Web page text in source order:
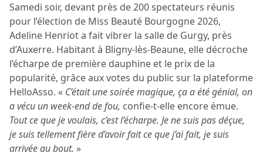
Samedi soir, devant près de 200 spectateurs réunis
pour l’élection de Miss Beauté Bourgogne 2026,
Adeline Henriot a fait vibrer la salle de Gurgy, près
d’Auxerre. Habitant à Bligny-lès-Beaune, elle décroche
l’écharpe de première dauphine et le prix de la
popularité, grâce aux votes du public sur la plateforme
HelloAsso. « C’était une soirée magique, ça a été génial, on
a vécu un week-end de fou, confie-t-elle encore émue.
Tout ce que je voulais, c’est l’écharpe. Je ne suis pas déçue,
je suis tellement fière d’avoir fait ce que j’ai fait, je suis
arrivée au bout. »